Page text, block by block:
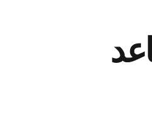
مع تصاعد